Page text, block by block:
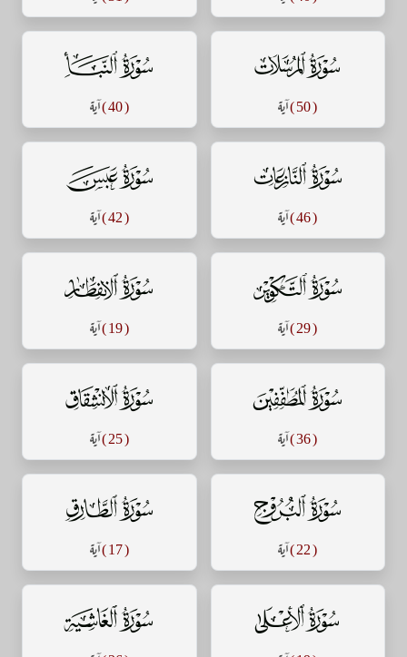
سورة المرسلات
( 50 ) آية
سورة النبأ
( 40 ) آية
سورة النازعات
( 46 ) آية
سورة عبس
( 42 ) آية
سورة التكوير
( 29 ) آية
سورة الإنفطار
( 19 ) آية
سورة المطففين
( 36 ) آية
سورة الإنشقاق
( 25 ) آية
سورة البروج
( 22 ) آية
سورة الطارق
( 17 ) آية
سورة الأعلى سورة الغاشية